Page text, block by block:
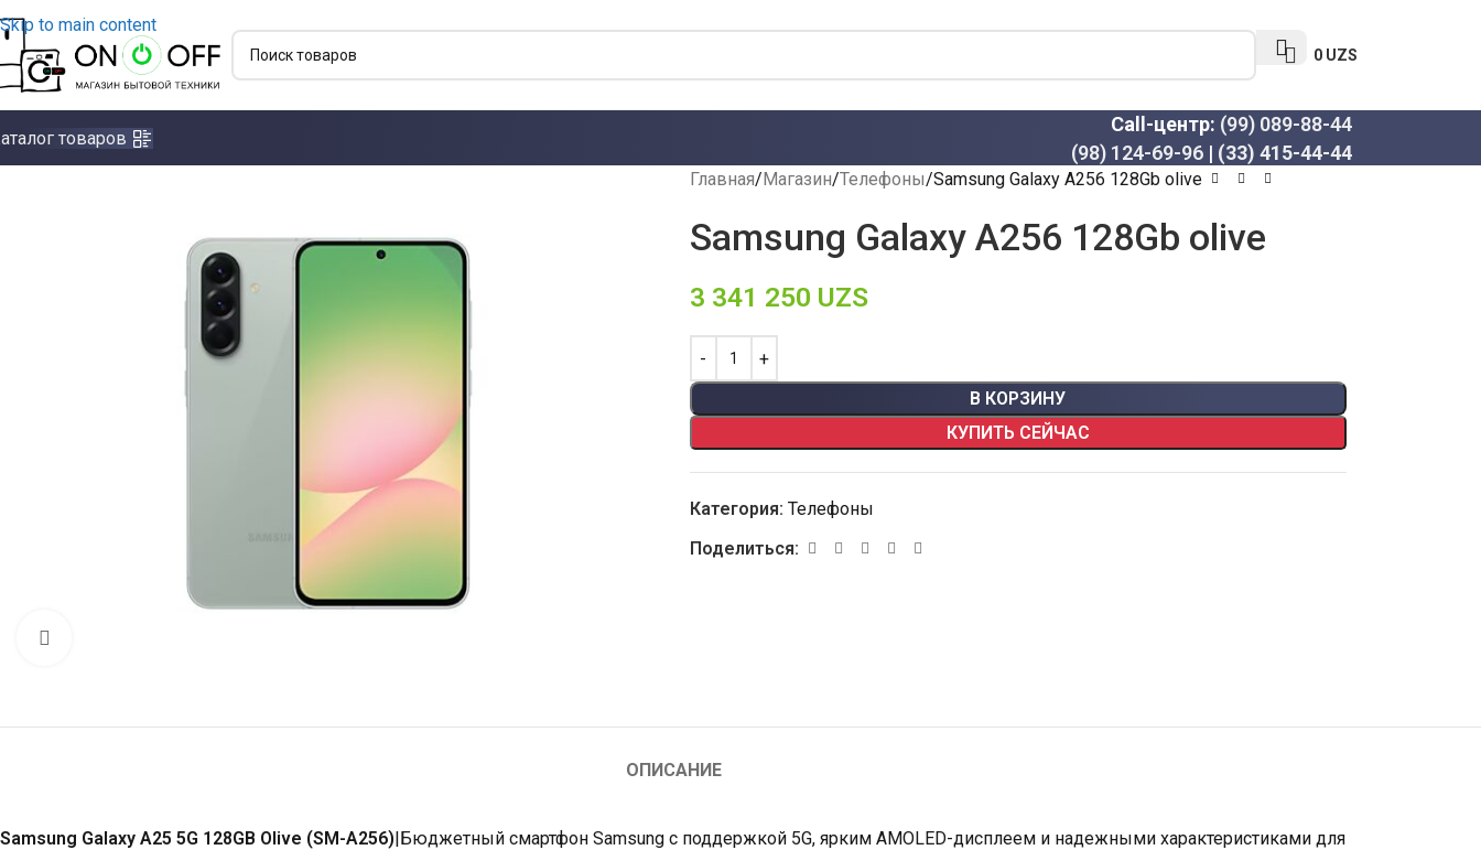
Skip to main content
0 UZS
товаров
Call-центр: (99) 089-88-44
(98) 124-69-96 | (33) 415-44-44
Главная Магазин Телефоны Samsung Galaxy A256 128Gb olive
Samsung Galaxy A256 128Gb olive
3 341 250 UZS
В КОРЗИНУ
КУПИТЬ СЕЙЧАС
Категория: Телефоны
Поделиться:
ОПИСАНИЕ
Samsung Galaxy A25 5G 128GB Olive (SM-A256)|Бюджетный смартфон Samsung с поддержкой 5G, ярким AMOLED-дисплеем и надежными характеристиками для